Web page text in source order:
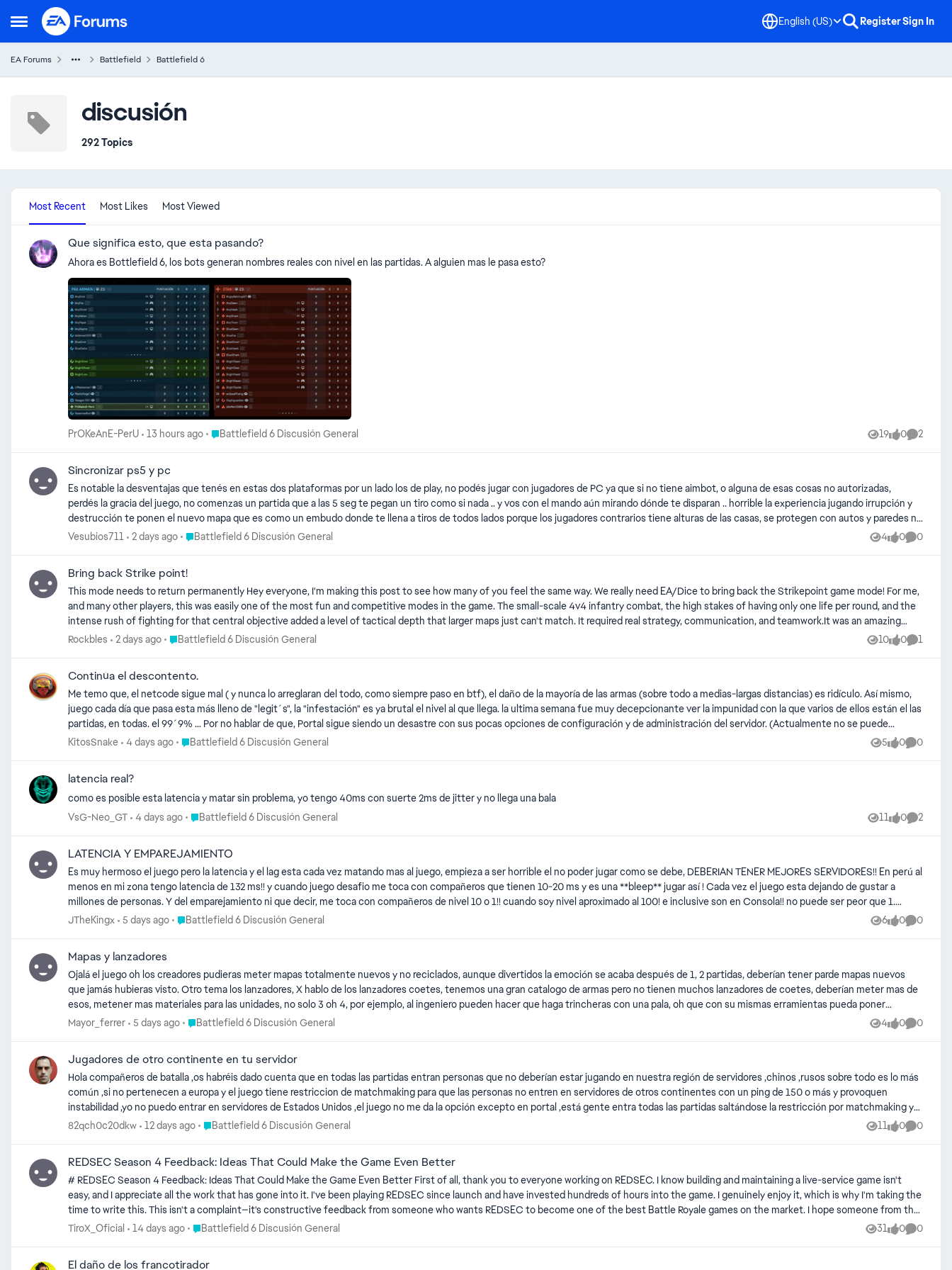
Open Side Menu
Skip to content English (US) RegisterSign In
EA Forums Battlefield Battlefield 6
discusión
292 Topics
Most Recent Most Likes Most Viewed
Que significa esto, que esta pasando?
Ahora es Bottlefield 6, los bots generan nombres reales con nivel en las partidas. A alguien mas le pasa esto?
PrOKeAnE-PerU 13 hours ago Place Battlefield 6 Discusión General
Battlefield 6 Discusión General 19
Views 0
likes 2
Sincronizar ps5 y pc
Es notable la desventajas que tenés en estas dos plataformas por un lado los de play, no podés jugar con jugadores de PC ya que si no tiene aimbot, o alguna de esas cosas no autorizadas,
perdés la gracia del juego, no comenzas un partida que a las 5 seg te pegan un tiro como si nada .. y vos con el mando aún mirando dónde te disparan .. horrible la experiencia jugando irrupción y
destrucción te ponen el nuevo mapa que es como un embudo donde te llena a tiros de todos lados porque los jugadores contrarios tiene alturas de las casas, se protegen con autos y paredes no
te queda otra correr y esconderte .. pésimo el desempeño de este juego.. la verdad, el sistema Cross play no sirve para ese juego.. se vuelve una desventaja total, los de PC son. Todos chetos
Vesubios711 2 days ago Place Battlefield 6 Discusión General
Battlefield 6 Discusión General 4
Views 0
likes 0
Bring back Strike point!
This mode needs to return permanently Hey everyone, I'm making this post to see how many of you feel the same way. We really need EA/Dice to bring back the Strikepoint game mode! For me,
and many other players, this was easily one of the most fun and competitive modes in the game. The small-scale 4v4 infantry combat, the high stakes of having only one life per round, and the
intense rush of fighting for that central objective added a level of tactical depth that larger maps just can't match. It required real strategy, communication, and teamwork.It was an amazing
addition, and it's a huge shame it's not a permanent fixture. We would love to see it back, whether as an official playlist or a fixed mode in the rotation.What do you guys think? Upvote and
Rockbles 2 days ago Place Battlefield 6 Discusión General
Battlefield 6 Discusión General 10
Views 0
likes 1
Comment
Continúa el descontento.
Me temo que, el netcode sigue mal ( y nunca lo arreglaran del todo, como siempre paso en btf), el daño de la mayoría de las armas (sobre todo a medias-largas distancias) es ridículo. Así mismo,
juego cada día que pasa esta más lleno de "legit´s", la "infestación" es ya brutal el nivel al que llega. la ultima semana fue muy decepcionante ver la impunidad con la que varios de ellos están el las
partidas, en todas. el 99´9% ... Por no hablar de que, Portal sigue siendo un desastre con sus pocas opciones de configuración y de administración del servidor. (Actualmente no se puede
configurar un servidor con rotaciones entre MODOS y mapas, poner una partida de conquista seguida de una de avance y luego el modo que te apetezca, por ejemplo. De igual forma no se
dijeron: "siiiii, mirar, portal tiene buscador de servidores..." Vamos que la cosa esta en "quitarles" mecánicas u opciones a sagas de juegos míticos, que la comunidad se queje, los pongan tras
meses de espera y luego les aplaudamos.... que es una "mecánica" que estoy viendo repetida en muuuuchos títulos .... Yo me pregunto, si será tan difícil, meter rankeds multiplayer, con 2 ó 3
fusiles de sniper y td´s por equipo ( para que la gente no se la pase campeando en la zona azul como en las partidas normales ....), y otras limitaciones, como aumentar los puntos de cooperación
KitosSnake 4 days ago Place Battlefield 6 Discusión General
Battlefield 6 Discusión General 5
Views 0
likes 0
latencia real?
como es posible esta latencia y matar sin problema, yo tengo 40ms con suerte 2ms de jitter y no llega una bala
VsG-Neo_GT
4 days ago Place Battlefield 6 Discusión General
Battlefield 6 Discusión General 11
Views 0
likes 2
LATENCIA Y EMPAREJAMIENTO
Es muy hermoso el juego pero la latencia y el lag esta cada vez matando mas al juego, empieza a ser horrible el no poder jugar como se debe, DEBERIAN TENER MEJORES SERVIDORES!! En perú al
menos en mi zona tengo latencia de 132 ms!! y cuando juego desafio me toca con compañeros que tienen 10-20 ms y es una **bleep** jugar así ! Cada vez el juego esta dejando de gustar a
millones de personas. Y del emparejamiento ni que decir, me toca con compañeros de nivel 10 o 1!! cuando soy nivel aproximado al 100! e inclusive son en Consola!! no puede ser peor que 1.
Tengas un lag por una latencia super horrible, 2. Te toca con gente que no tiene nada de nivel y mas feedean y 3. Son en Consola que no saben ni presionar un botón!! DEBEN HACER ALGO! EN
JTheKingx 5 days ago Place Battlefield 6 Discusión General
Battlefield 6 Discusión General 6
Views 0
likes 0
Mapas y lanzadores
Ojalá el juego oh los creadores pudieras meter mapas totalmente nuevos y no reciclados, aunque divertidos la emoción se acaba después de 1, 2 partidas, deberían tener parde mapas nuevos
que jamás hubieras visto. Otro tema los lanzadores, X hablo de los lanzadores coetes, tenemos una gran catalogo de armas pero no tienen muchos lanzadores de coetes, deberían meter mas de
esos, metener mas materiales para las unidades, no solo 3 oh 4, por ejemplo, al ingeniero pueden hacer que haga trincheras con una pala, oh que con su mismas erramientas pueda poner
torretas de defensa y cosas asi, osea pongan mas atencion, las aeronaves tienen menos armas que antes ahora y los tanques ya son las mismas configuraciones de armamento
Mayor_ferrer 5 days ago Place Battlefield 6 Discusión General
Battlefield 6 Discusión General 4
Views 0
likes 0
Jugadores de otro continente en tu servidor
Hola compañeros de batalla ,os habréis dado cuenta que en todas las partidas entran personas que no deberían estar jugando en nuestra región de servidores ,chinos ,rusos sobre todo es lo más
común ,si no pertenecen a europa y el juego tiene restriccion de matchmaking para que las personas no entren en servidores de otros continentes con un ping de 150 o más y provoquen
instabilidad ,yo no puedo entrar en servidores de Estados Unidos ,el juego no me da la opción excepto en portal ,está gente entra todas las partidas saltándose la restricción por matchmaking y
con un ping deserbitado ,eso no sería lo peor de todo aunque es malo para la partida ,lo peor es que encima la mayoría de ellos hacen trampas para entrar pero también hacen trampas jugando
de las dos cosas podemos reportarlos porque se están saltando las reglas del juego y a ver si entre todos conseguimos el juego que queremos y que sea todo lo más limpio posible y disfrutable
Gracias 😊
82qch0c20dkw 12 days ago Place Battlefield 6 Discusión General
Battlefield 6 Discusión General 11
Views 0
likes 0
REDSEC Season 4 Feedback: Ideas That Could Make the Game Even Better
# REDSEC Season 4 Feedback: Ideas That Could Make the Game Even Better First of all, thank you to everyone working on REDSEC. I know building and maintaining a live-service game isn't
easy, and I appreciate all the work that has gone into it. I've been playing REDSEC since launch and have invested hundreds of hours into the game. I genuinely enjoy it, which is why I'm taking the
time to write this. This isn't a complaint—it's constructive feedback from someone who wants REDSEC to become one of the best Battle Royale games on the market. I hope someone from the
development team takes a few minutes to read this. ## 1. Refresh the Weapon Meta We're already in Season 4, yet the same weapons have dominated since launch. • SVD • KTS • SCW • KV-9 •
TiroX_Oficial 14 days ago Place Battlefield 6 Discusión General
Battlefield 6 Discusión General 31
Views 0
likes 0
El daño de los francotirador